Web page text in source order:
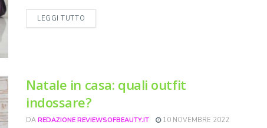
LEGGI TUTTO
Natale in casa: quali outfit
indossare?
DA REDAZIONE REVIEWSOFBEAUTY.IT 10 NOVEMBRE 2022